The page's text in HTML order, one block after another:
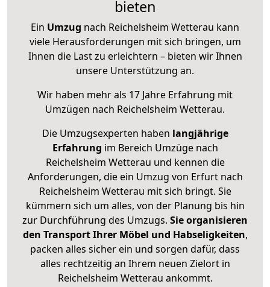
bieten
Ein Umzug nach Reichelsheim Wetterau kann
viele Herausforderungen mit sich bringen, um
Ihnen die Last zu erleichtern – bieten wir Ihnen
unsere Unterstützung an.
Wir haben mehr als 17 Jahre Erfahrung mit
Umzügen nach Reichelsheim Wetterau.
Die Umzugsexperten haben langjährige
Erfahrung im Bereich Umzüge nach
Reichelsheim Wetterau und kennen die
Anforderungen, die ein Umzug von Erfurt nach
Reichelsheim Wetterau mit sich bringt. Sie
kümmern sich um alles, von der Planung bis hin
zur Durchführung des Umzugs. Sie organisieren
den Transport Ihrer Möbel und Habseligkeiten,
packen alles sicher ein und sorgen dafür, dass
alles rechtzeitig an Ihrem neuen Zielort in
Reichelsheim Wetterau ankommt.